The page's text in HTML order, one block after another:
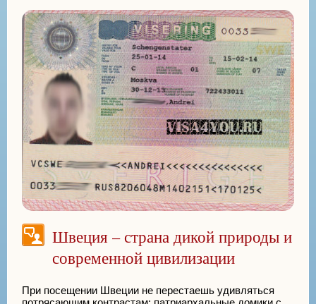
Швеция – страна дикой природы и
современной цивилизации
При посещении Швеции не перестаешь удивляться